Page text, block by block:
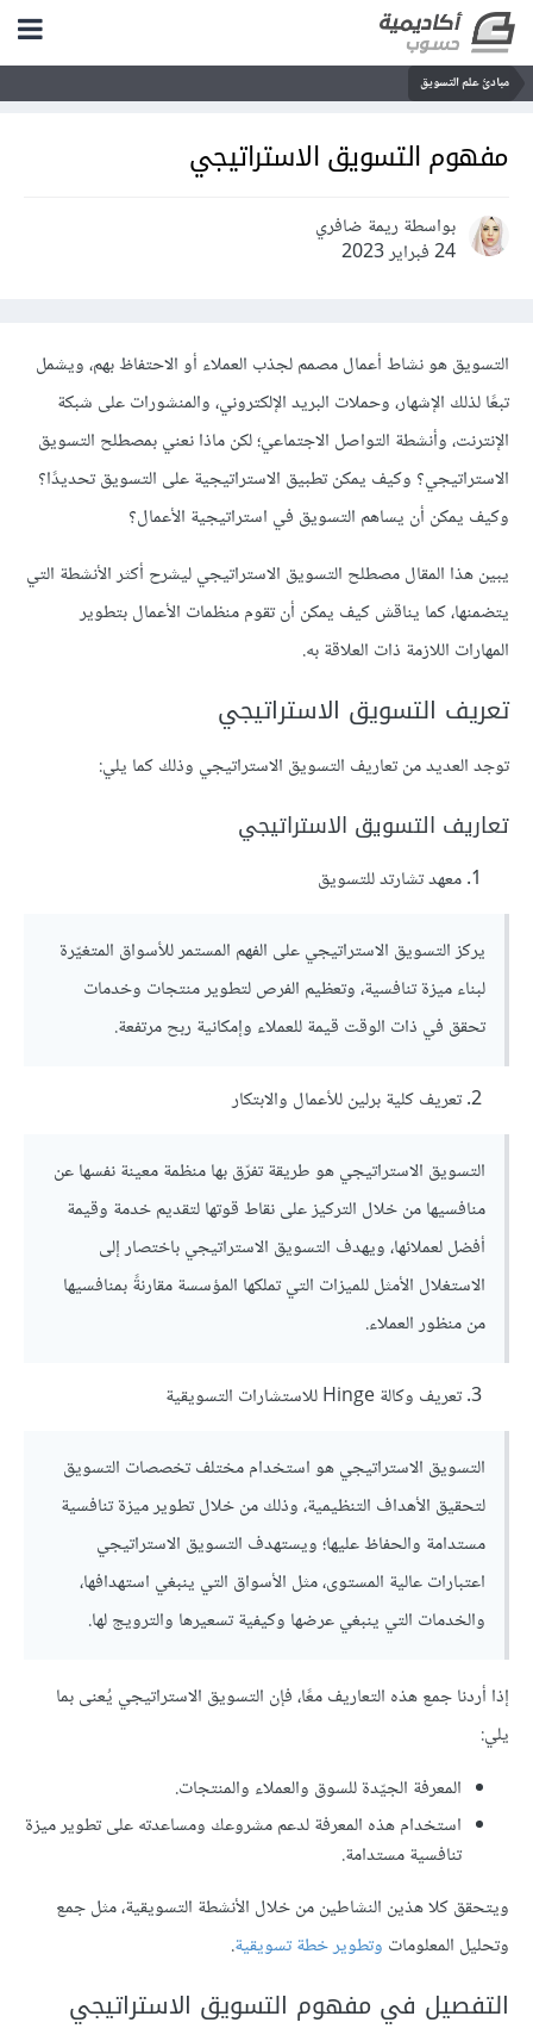
مبادئ علم التسويق
مفهوم التسويق الاستراتيجي
بواسطة ريمة ضافري
24 فبراير 2023
التسويق هو نشاط أعمال مصمم لجذب العملاء أو الاحتفاظ بهم، ويشمل
تبعًا لذلك الإشهار، وحملات البريد الإلكتروني، والمنشورات على شبكة
الإنترنت، وأنشطة التواصل الاجتماعي؛ لكن ماذا نعني بمصطلح التسويق
الاستراتيجي؟ وكيف يمكن تطبيق الاستراتيجية على التسويق تحديدًا؟
وكيف يمكن أن يساهم التسويق في استراتيجية الأعمال؟
يبين هذا المقال مصطلح التسويق الاستراتيجي ليشرح أكثر الأنشطة التي
يتضمنها، كما يناقش كيف يمكن أن تقوم منظمات الأعمال بتطوير
المهارات اللازمة ذات العلاقة به.
تعريف التسويق الاستراتيجي
توجد العديد من تعاريف التسويق الاستراتيجي وذلك كما يلي:
تعاريف التسويق الاستراتيجي
معهد تشارتد للتسويق
يركز التسويق الاستراتيجي على الفهم المستمر للأسواق المتغيّرة
لبناء ميزة تنافسية، وتعظيم الفرص لتطوير منتجات وخدمات
تحقق في ذات الوقت قيمة للعملاء وإمكانية ربح مرتفعة.
تعريف كلية برلين للأعمال والابتكار
التسويق الاستراتيجي هو طريقة تفرّق بها منظمة معينة نفسها عن
منافسيها من خلال التركيز على نقاط قوتها لتقديم خدمة وقيمة
أفضل لعملائها، ويهدف التسويق الاستراتيجي باختصار إلى
الاستغلال الأمثل للميزات التي تملكها المؤسسة مقارنةً بمنافسيها
من منظور العملاء.
تعريف وكالة Hinge للاستشارات التسويقية
التسويق الاستراتيجي هو استخدام مختلف تخصصات التسويق
لتحقيق الأهداف التنظيمية، وذلك من خلال تطوير ميزة تنافسية
مستدامة والحفاظ عليها؛ ويستهدف التسويق الاستراتيجي
اعتبارات عالية المستوى، مثل الأسواق التي ينبغي استهدافها،
والخدمات التي ينبغي عرضها وكيفية تسعيرها والترويج لها.
إذا أردنا جمع هذه التعاريف معًا، فإن التسويق الاستراتيجي يُعنى بما
يلي:
المعرفة الجيّدة للسوق والعملاء والمنتجات.
استخدام هذه المعرفة لدعم مشروعك ومساعدته على تطوير ميزة
تنافسية مستدامة.
ويتحقق كلا هذين النشاطين من خلال الأنشطة التسويقية، مثل جمع
وتحليل المعلومات وتطوير خطة تسويقية.
التفصيل في مفهوم التسويق الاستراتيجي